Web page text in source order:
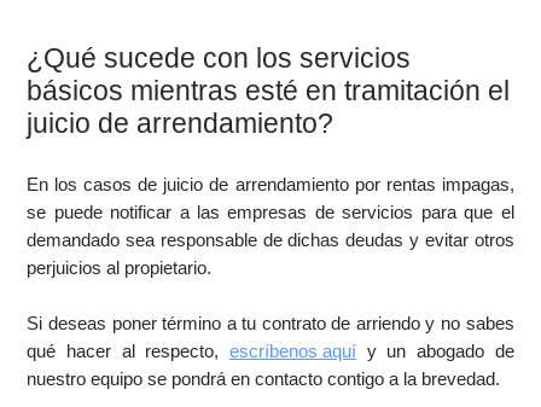
¿Qué sucede con los servicios
básicos mientras esté en tramitación el
juicio de arrendamiento?
En los casos de juicio de arrendamiento por rentas impagas,
se puede notificar a las empresas de servicios para que el
demandado sea responsable de dichas deudas y evitar otros
perjuicios al propietario.
Si deseas poner término a tu contrato de arriendo y no sabes
qué hacer al respecto, escríbenos aquíy un abogado de
nuestro equipo se pondrá en contacto contigo a la brevedad.